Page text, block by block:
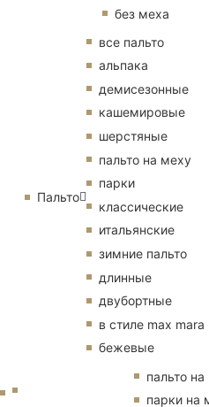
без меха
Пальто
все пальто
альпака
демисезонные
кашемировые
шерстяные
пальто на меху
парки
классические
итальянские
зимние пальто
длинные
двубортные
в стиле max mara
бежевые
пальто
парки на